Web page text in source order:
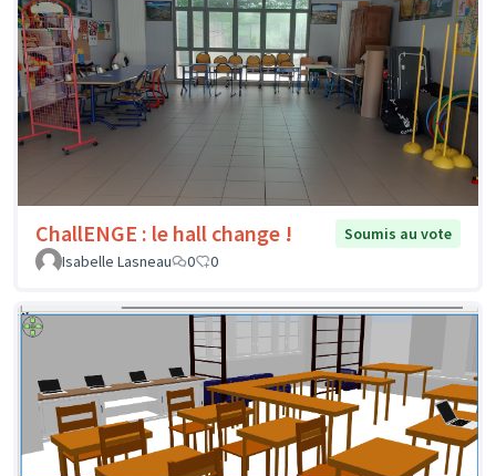
ChallENGE : le hall change !
Soumis au vote
Isabelle Lasneau
0 0